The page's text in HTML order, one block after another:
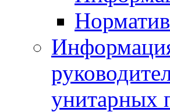
унитарных